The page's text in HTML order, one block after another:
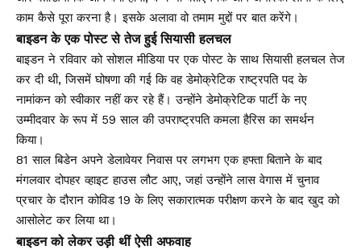
काम कैसे पूरा करना है। इसके अलावा वो तमाम मुद्दों पर बात करेंगे।
बाइडन के एक पोस्ट से तेज हुई सियासी हलचल
बाइडन ने रविवार को सोशल मीडिया पर एक पोस्ट के साथ सियासी हलचल तेज
कर दी थी, जिसमें घोषणा की गई कि वह डेमोक्रेटिक राष्ट्रपति पद के
नामांकन को स्वीकार नहीं कर रहे हैं। उन्होंने डेमोक्रेटिक पार्टी के नए
उम्मीदवार के रूप में 59 साल की उपराष्ट्रपति कमला हैरिस का समर्थन
किया।
81 साल बिडेन अपने डेलावेयर निवास पर लगभग एक हफ्ता बिताने के बाद
मंगलवार दोपहर व्हाइट हाउस लौट आए, जहां उन्होंने लास वेगास में चुनाव
प्रचार के दौरान कोविड 19 के लिए सकारात्मक परीक्षण करने के बाद खुद को
आसोलेट कर लिया था।
बाइडन को लेकर उड़ी थीं ऐसी अफवाह